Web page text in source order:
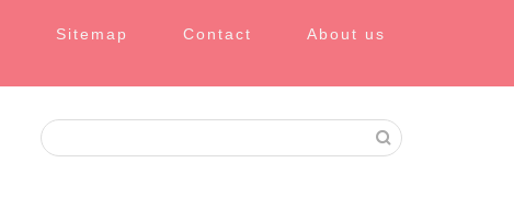
Sitemap Contact About us